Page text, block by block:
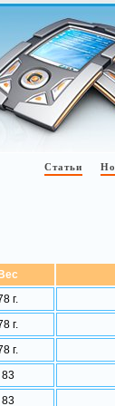
Статьи
Вес
г.
г.
г.
83
83